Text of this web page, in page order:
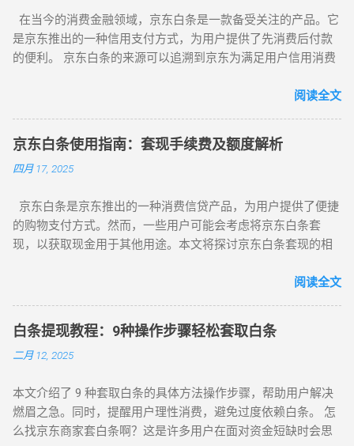
其他费用。 当前白条仅支持以下三种提前还的情况： 【1】下
一期账单； 【2】单个分期单（订单/账单分期）； 【3】全部
白条欠款。 白条取现后提前还款的利息是依据借款天数计算
计息，当天取第二天还款按 1 天计息，当天取第三天还款按 2
天计息，以此类推。 白条分期后，提前还款是否划算，取决于
利息与手续费，相对而言，若账单分期提前还款不会减少手续
取现后是按日计算利息的。
在个人中心页面，找到“白条”选项并点击。 点击“还款”按钮，进
入还款页面。 选择还款方式，如银行卡还款、京东小金库还款
等。 根据提示输入还款金额，完成还款。 四、注意事项 京东
请按时还款，避免逾期产生利息和违约金。 如遇还款困难，可
联系京东客服寻求帮助。 谨慎使用京东白条，避免超出自己的
还款能力。 以上就是京东白条的详细使用方法，希望对您有所
帮助。在使用京东白条时，请遵守相关规定，合理消费，按时
还款。
在当今的消费金融领域，京东白条是一款备受关注的产品。它
是京东推出的一种信用支付方式，为用户提供了先消费后付款
的便利。 京东白条的来源可以追溯到京东为满足用户信用消费
需求的用户提供一种便捷的支付方式。 关于京东白条的上市时
下来我们详细了解一下如何注册开通和使用京东白条： 注册开
通 ：要开通京东白条，用户需要拥有一个京东账号，并确保该
账号已经完成实名认证。然后，用户可以通过京东金融App或京
关的个人信息和信用评估资料。 使用方法 ：在开通京东白条
后，用户可以在京东商城以及京东体系内的O2O（京东到
家）、全球购、京东线下店等场景使用白条进行支付。在购物
期付款等方式。 还款方式 ：京东白条提供了多种还款方式，包
括手动还款和自动还款。手动还款需要用户在账单已出的情况
下，进入白条页面点击“立即还款”或“全部还清”；自动还款则需
要用户在京东页面找到白条界面点击进入，然后选择“自动还
款”，并确保用于还款的账户中有足够的金额可偿还欠款。 使用
可以在购买商品时先享受消费，然后在规定的时间内进行还
款。 分期付款 ：支持最长24期的分期付款，让用户可以更灵活
地安排资金。 优惠活动 ：京东白条经常推出各种优惠活动，如
阅读全文
京东白条使用指南：套现手续费及额度解析
四月 17, 2025
京东白条是京东推出的一种消费信贷产品，为用户提供了便捷
的购物支付方式。然而，一些用户可能会考虑将京东白条套
现，以获取现金用于其他用途。本文将探讨京东白条套现的相
一、京东白条套现的手续费 京东白条套现的手续费因各种因素
现方式、套现金额和套现渠道的影响。一般来说，通过正规途
径进行京东白条套现，手续费相对较低，但仍需谨慎选择套现
渠道，以避免遭遇高额手续费或其他潜在风险。 二、京东白条
等因素确定的。额度的高低会影响用户可以套现的金额。在考
虑套现之前，了解自己的京东白条额度是很重要的。同时，需
要注意的是，套现行为可能会对额度产生影响，频繁或违规的
阅读全文
白条提现教程：9种操作步骤轻松套取白条
二月 12, 2025
本文介绍了 9 种套取白条的具体方法操作步骤，帮助用户解决
燃眉之急。同时，提醒用户理性消费，避免过度依赖白条。 怎
么找京东商家套白条啊？这是许多用户在面对资金短缺时会思